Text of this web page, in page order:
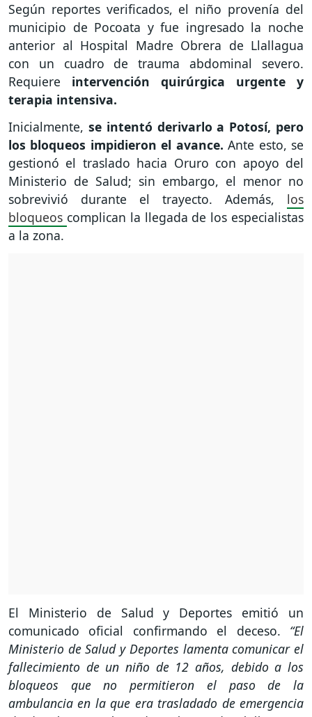
Según reportes verificados, el niño provenía del
municipio de Pocoata y fue ingresado la noche
anterior al Hospital Madre Obrera de Llallagua
con un cuadro de trauma abdominal severo.
Requiere intervención quirúrgica urgente y
terapia intensiva.
Inicialmente, se intentó derivarlo a Potosí, pero
los bloqueos impidieron el avance. Ante esto, se
gestionó el traslado hacia Oruro con apoyo del
Ministerio de Salud; sin embargo, el menor no
sobrevivió durante el trayecto. Además, los
bloqueos complican la llegada de los especialistas
a la zona.
El Ministerio de Salud y Deportes emitió un
comunicado oficial confirmando el deceso. “El
Ministerio de Salud y Deportes lamenta comunicar el
fallecimiento de un niño de 12 años, debido a los
bloqueos que no permitieron el paso de la
ambulancia en la que era trasladado de emergencia